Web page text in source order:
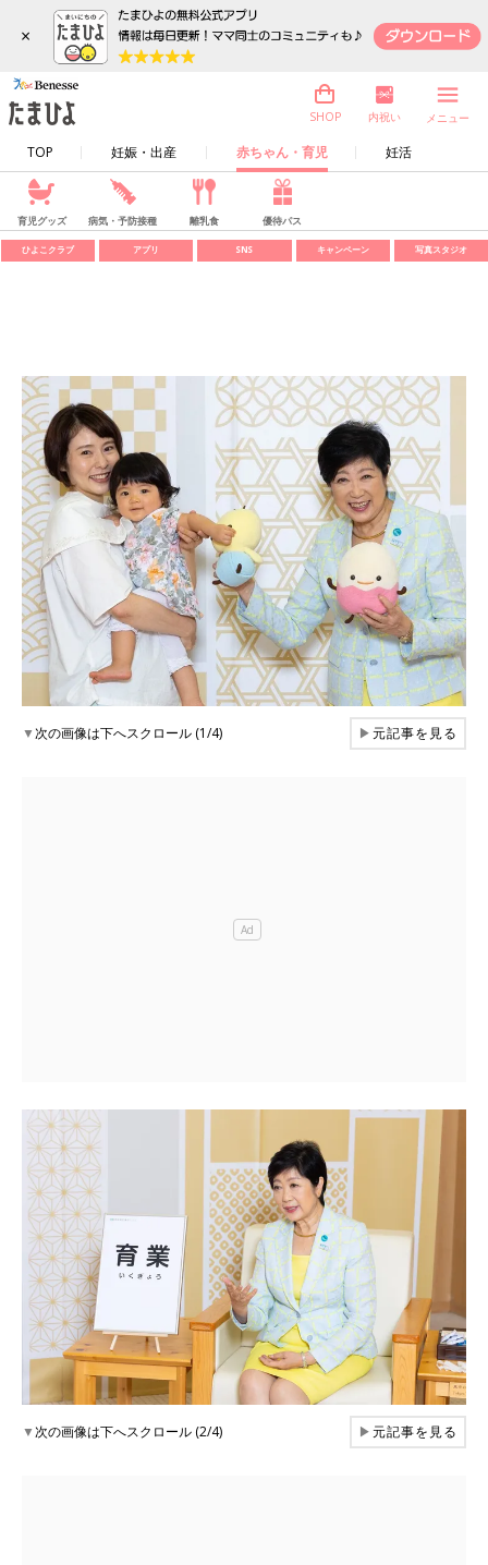
×
TOP 妊娠・出産 赤ちゃん・育児 妊活
SHOP 内祝い メニュー
育児グッズ 病気・予防接種 離乳食 優待パス
ひよこクラブ アプリ SNS キャンペーン 写真スタジオ
▼次の画像は下へスクロール (1/4) ▶元記事を見る
▼次の画像は下へスクロール (2/4) ▶元記事を見る